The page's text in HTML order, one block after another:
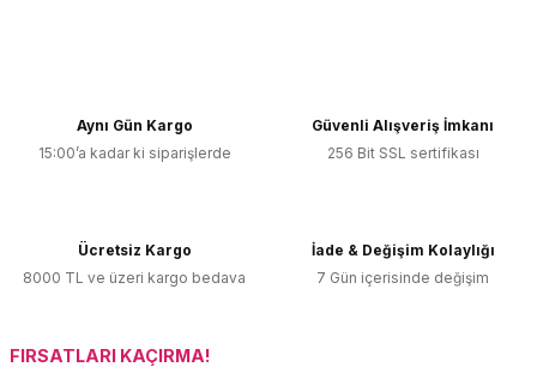
Ürün resmi kalitesiz, bozuk veya görüntülenemiyor.
Ürün fiyatı diğer sitelerden daha pahalı.
Bu ürüne benzer farklı alternatifler olmalı.
Aynı Gün Kargo
15:00’a kadar ki siparişlerde
Güvenli Alışveriş İmkanı
256 Bit SSL sertifikası
Ücretsiz Kargo
8000 TL ve üzeri kargo bedava
İade & Değişim Kolaylığı
7 Gün içerisinde değişim
FIRSATLARI KAÇIRMA!